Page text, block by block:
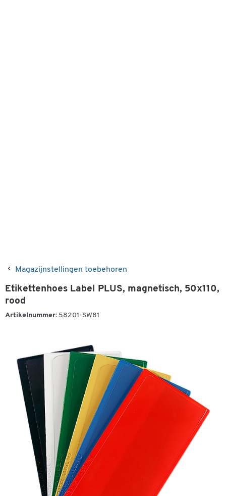
Magazijnstellingen toebehoren
Etikettenhoes Label PLUS, magnetisch, 50x110,
rood
Artikelnummer: 58201-SW81